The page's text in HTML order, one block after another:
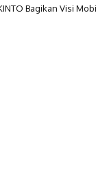
Bagikan Visi